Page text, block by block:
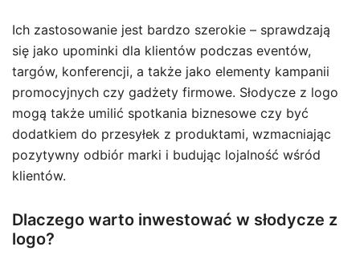
Ich zastosowanie jest bardzo szerokie – sprawdzają
się jako upominki dla klientów podczas eventów,
targów, konferencji, a także jako elementy kampanii
promocyjnych czy gadżety firmowe. Słodycze z logo
mogą także umilić spotkania biznesowe czy być
dodatkiem do przesyłek z produktami, wzmacniając
pozytywny odbiór marki i budując lojalność wśród
klientów.
Dlaczego warto inwestować w słodycze z
logo?